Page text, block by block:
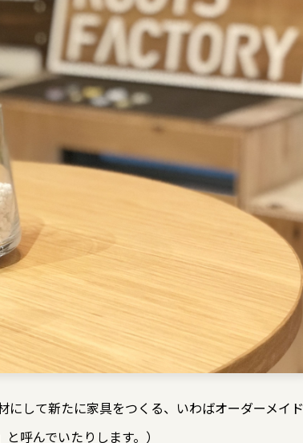
して新たに家具をつくる、いわばオーダーメイド
と呼んでいたりします。）